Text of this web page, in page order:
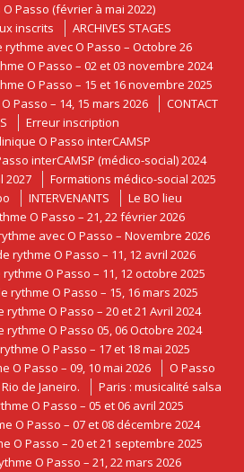
Passo (février à mai 2022)
inscrits
ARCHIVES STAGES
avec O Passo – Octobre 26
O Passo – 02 et 03 novembre 2024
O Passo – 15 et 16 novembre 2025
Passo – 14, 15 mars 2026
CONTACT
Erreur inscription
O Passo interCAMSP
interCAMSP (médico-social) 2024
2027
Formations médico-social 2025
INTERVENANTS
Le BO lieu
O Passo – 21, 22 février 2026
avec O Passo – Novembre 2026
rythme O Passo – 11, 12 avril 2026
O Passo – 11, 12 octobre 2025
rythme O Passo – 15, 16 mars 2025
O Passo – 20 et 21 Avril 2024
O Passo 05, 06 Octobre 2024
O Passo – 17 et 18 mai 2025
O Passo – 09, 10 mai 2026
O Passo
de Janeiro.
Paris : musicalité salsa
O Passo – 05 et 06 avril 2025
O Passo – 07 et 08 décembre 2024
O Passo – 20 et 21 septembre 2025
O Passo – 21, 22 mars 2026